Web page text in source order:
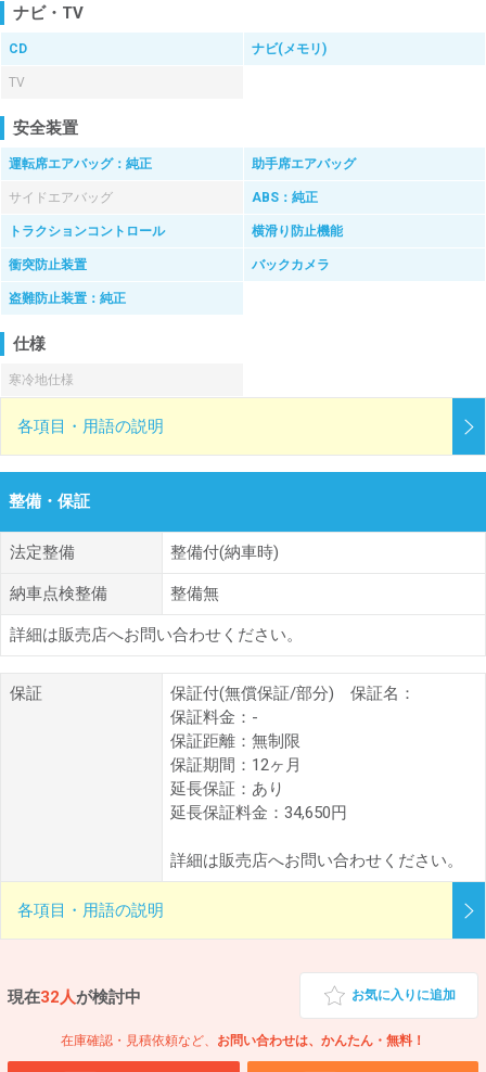
ナビ・TV
CD ナビ(メモリ)
TV
安全装置
運転席エアバッグ：純正 助手席エアバッグ
サイドエアバッグ ABS：純正
トラクションコントロール 横滑り防止機能
衝突防止装置 バックカメラ
盗難防止装置：純正
仕様
寒冷地仕様
各項目・用語の説明
整備・保証
法定整備 整備付(納車時)
納車点検整備 整備無
詳細は販売店へお問い合わせください。
保証
保証付(無償保証/部分) 保証名：
保証料金：-
保証距離：無制限
保証期間：12ヶ月
延長保証：あり
延長保証料金：34,650円
詳細は販売店へお問い合わせください。
各項目・用語の説明
現在32人が検討中 お気に入りに追加
在庫確認・見積依頼など、 お問い合わせは、かんたん・無料！